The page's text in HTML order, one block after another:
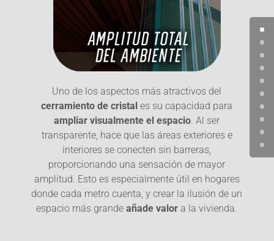
Uno de los aspectos más atractivos del
cerramiento de cristal es su capacidad para
ampliar visualmente el espacio. Al ser
transparente, hace que las áreas exteriores e
interiores se conecten sin barreras,
proporcionando una sensación de mayor
amplitud. Esto es especialmente útil en hogares
donde cada metro cuenta, y crear la ilusión de un
espacio más grandeañade valor a la vivienda.